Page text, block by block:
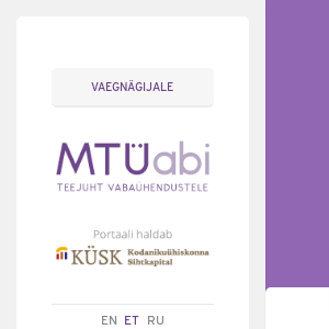
VAEGNÄGIJALE
EN ET RU